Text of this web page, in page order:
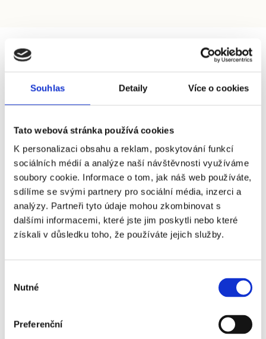
Souhlas Detaily Více o cookies
Tato webová stránka používá cookies
K personalizaci obsahu a reklam, poskytování funkcí
sociálních médií a analýze naší návštěvnosti využíváme
soubory cookie. Informace o tom, jak náš web používáte,
sdílíme se svými partnery pro sociální média, inzerci a
analýzy. Partneři tyto údaje mohou zkombinovat s
dalšími informacemi, které jste jim poskytli nebo které
získali v důsledku toho, že používáte jejich služby.
souhlasu
Nutné
Preferenční
Správa nemovitostí Brno-
Slatina
Dynamická čtvrť s průmyslovou zónou. Rychle se
rozvíjející lokalita s širokou nabídkou pracovních
příležitostí.
Správa bytů veSlatině
Slatina kombinuje bytovou a průmyslovou
nevýhodou může být vyšší dopravní ruch. Ceny
nemovitostí jsou zde střední a poptávka roste.